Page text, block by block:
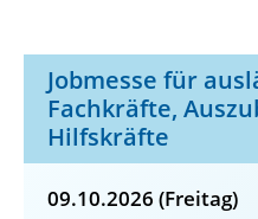
Jobmesse für
Fachkräfte,
Hilfskräfte
09.10.2026 (Freitag)